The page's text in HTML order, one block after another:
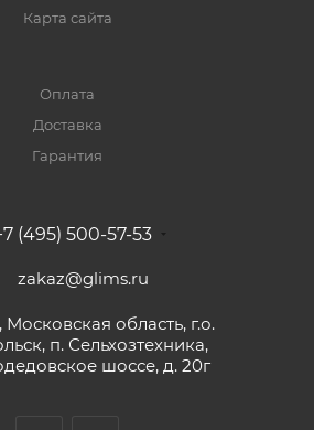
Карта сайта
Оплата
Доставка
Гарантия
(495) 500-57-53
zakaz@glims.ru
Московская область, г.о.
п. Сельхозтехника,
шоссе, д. 20г